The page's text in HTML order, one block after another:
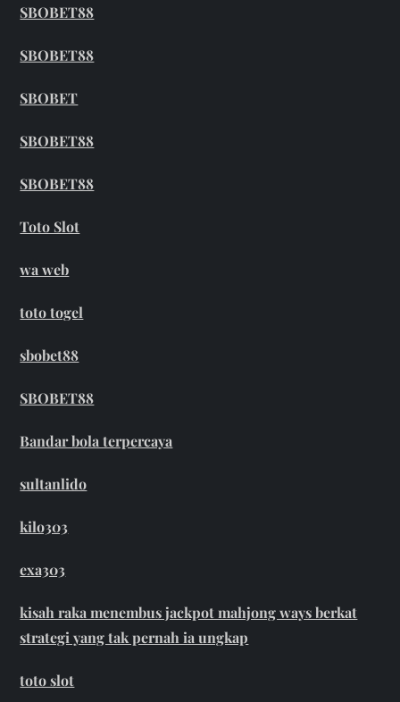
SBOBET88
SBOBET88
SBOBET
SBOBET88
SBOBET88
Toto Slot
wa web
toto togel
sbobet88
SBOBET88
Bandar bola terpercaya
sultanlido
kilo303
exa303
kisah raka menembus jackpot mahjong ways berkat
strategi yang tak pernah ia ungkap
toto slot